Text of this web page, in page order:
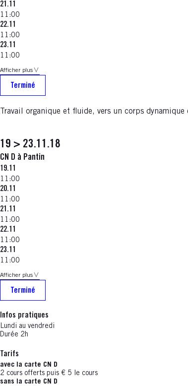
21.11
11:00
22.11
11:00
23.11
11:00
Afficher plus
Terminé
Travail organique et fluide, vers un corps dynamique
19 > 23.11.18
CN D à Pantin
19.11
11:00
20.11
11:00
21.11
11:00
22.11
11:00
23.11
11:00
Afficher plus
Terminé
Infos pratiques
Lundi au vendredi
Durée 2h
Tarifs
avec la carte CN D
2 cours offerts puis € 5 le cours
sans la carte CN D